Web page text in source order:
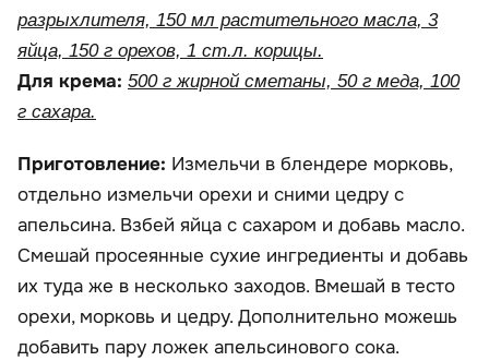
разрыхлителя, 150 мл растительного масла, 3
яйца, 150 г орехов, 1 ст.л. корицы.
Для крема: 500 г жирной сметаны, 50 г меда, 100
г сахара.
Приготовление: Измельчи в блендере морковь,
отдельно измельчи орехи и сними цедру с
апельсина. Взбей яйца с сахаром и добавь масло.
Смешай просеянные сухие ингредиенты и добавь
их туда же в несколько заходов. Вмешай в тесто
орехи, морковь и цедру. Дополнительно можешь
добавить пару ложек апельсинового сока.